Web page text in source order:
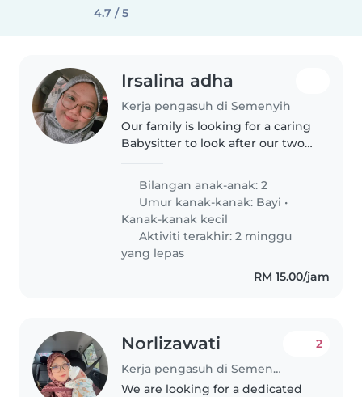
4.7 / 5
Irsalina adha
Kerja pengasuh di Semenyih
Our family is looking for a caring
Babysitter to look after our two
baby and a playful toddler. If
you're comfortable attending to
our pets and whipping..
Bilangan anak-anak: 2
Umur kanak-kanak: Bayi •
Kanak-kanak kecil
Aktiviti terakhir: 2 minggu
yang lepas
RM 15.00/jam
Norlizawati
Kerja pengasuh di Semenyih
2
We are looking for a dedicated